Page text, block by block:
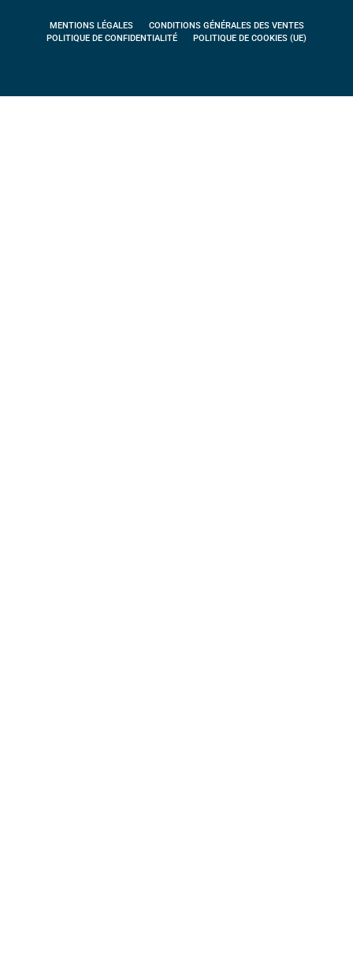
MENTIONS LÉGALES
CONDITIONS GÉNÉRALES DES VENTES
POLITIQUE DE CONFIDENTIALITÉ
POLITIQUE DE COOKIES (UE)